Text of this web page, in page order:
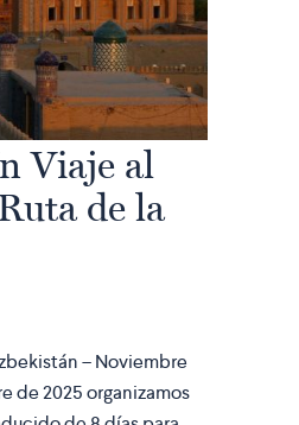
Viaje al
de la
– Noviembre
de 2025 organizamos